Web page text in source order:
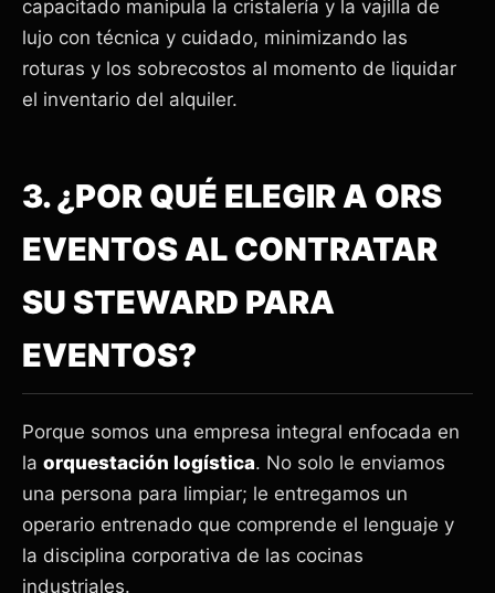
capacitado manipula la cristalería y la vajilla de
lujo con técnica y cuidado, minimizando las
roturas y los sobrecostos al momento de liquidar
el inventario del alquiler.
3. ¿POR QUÉ ELEGIR A ORS
EVENTOS AL CONTRATAR
SU STEWARD PARA
EVENTOS?
Porque somos una empresa integral enfocada en
la orquestación logística. No solo le enviamos
una persona para limpiar; le entregamos un
operario entrenado que comprende el lenguaje y
la disciplina corporativa de las cocinas
industriales.